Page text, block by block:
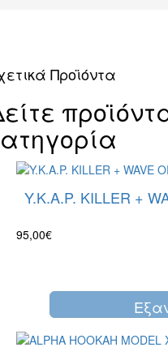
Προϊόντα
Y.K.A.P. KILLER +
95,00€